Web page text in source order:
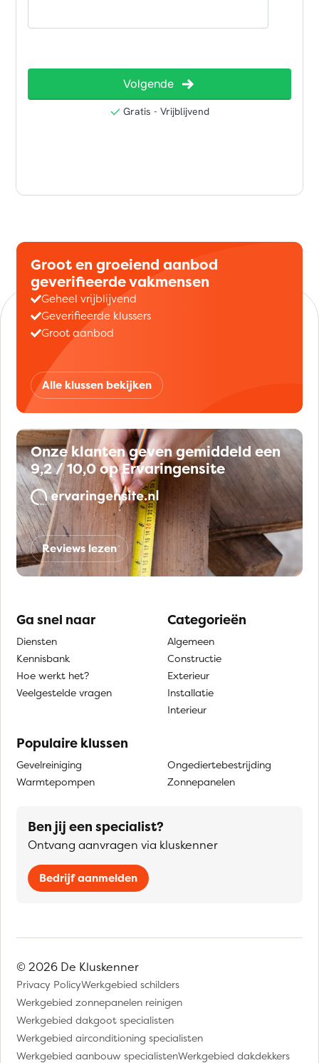
Groot en groeiend aanbod
geverifieerde vakmensen
Geheel vrijblijvend
Geverifieerde klussers
Groot aanbod
Alle klussen bekijken
Onze klanten geven gemiddeld een
9,2 / 10,0 op Ervaringensite
Reviews lezen
Ga snel naar
Diensten
Kennisbank
Hoe werkt het?
Veelgestelde vragen
Categorieën
Algemeen
Constructie
Exterieur
Installatie
Interieur
Populaire klussen
Gevelreiniging
Warmtepompen
Ongediertebestrijding
Zonnepanelen
Ben jij een specialist?
Ontvang aanvragen via kluskenner
Bedrijf aanmelden
© 2026 De Kluskenner
Privacy PolicyWerkgebied schilders
Werkgebied zonnepanelen reinigen
Werkgebied dakgoot specialisten
Werkgebied airconditioning specialisten
Werkgebied aanbouw specialistenWerkgebied dakdekkers